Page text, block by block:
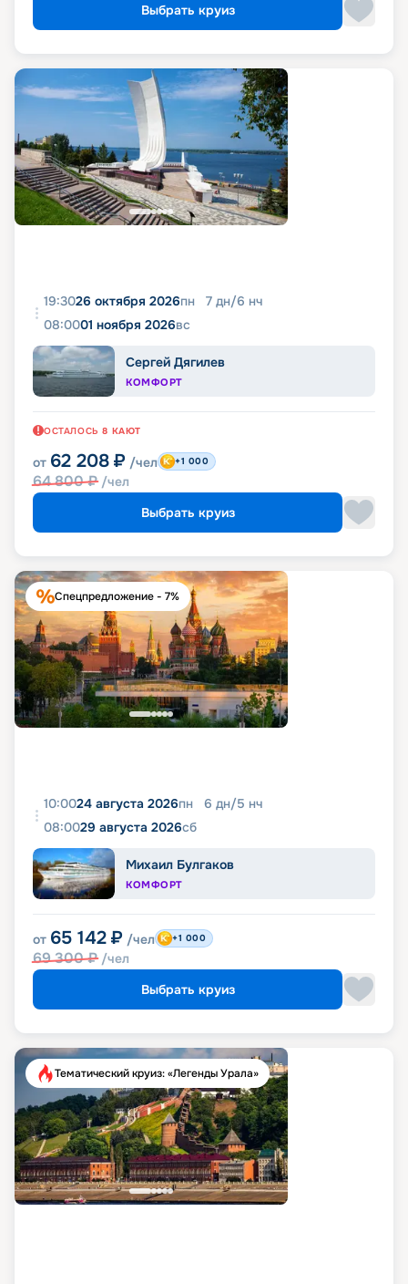
Выбрать круиз
19:3026 октября 2026пн 7 дн/6 нч
08:0001 ноября 2026вс
Сергей Дягилев
КОМФОРТ
ОСТАЛОСЬ 8 КАЮТ
от 62 208 ₽ /чел
64 800₽ /чел
+1 000
Выбрать круиз
Спецпредложение - 7%
10:0024 августа 2026пн 6 дн/5 нч
08:0029 августа 2026сб
Михаил Булгаков
КОМФОРТ
от 65 142 ₽ /чел
69 300₽ /чел
+1 000
Выбрать круиз
Тематический круиз: «Легенды Урала»